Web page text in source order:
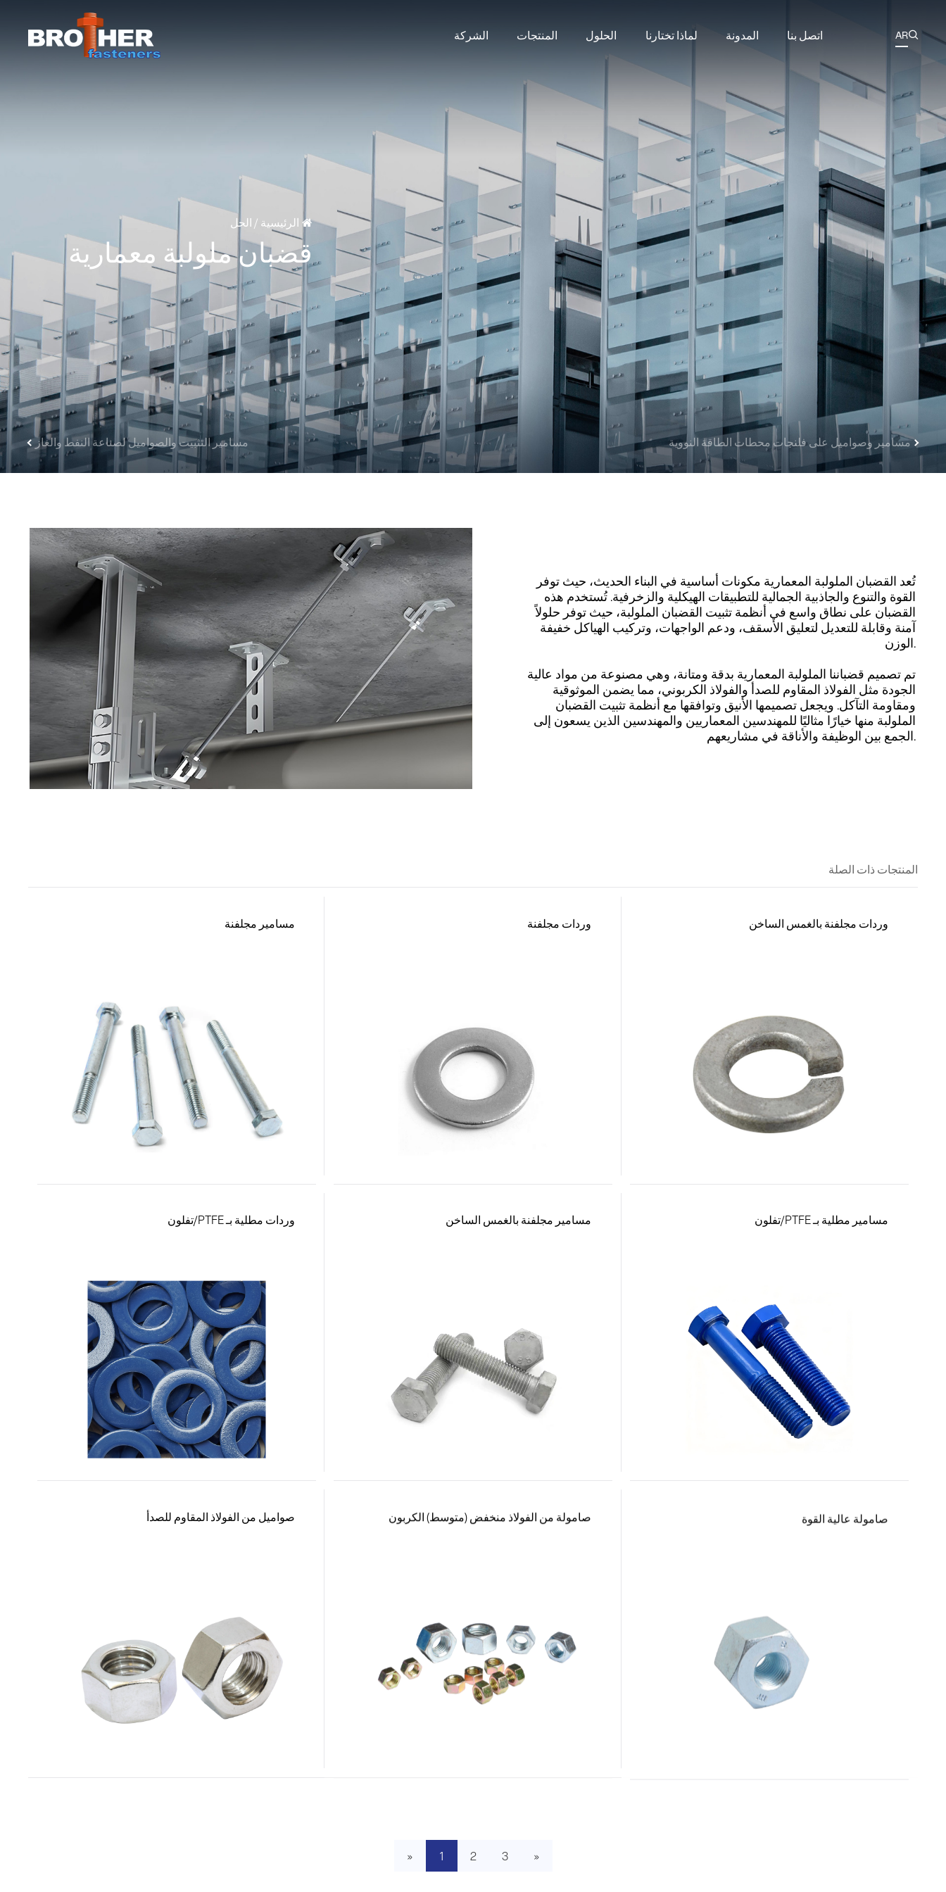
الشركة المنتجات
سلسلة القضبان الملولبة عالية القوة
سلسلة القضبان الملولبة الكربونية
سلسلة المعالجة السطحية
سلسلة الصواميل
سلسلة المسامير
سلسلة الغسالات
الحلول
مسامير التثبيت والصواميل لصناعة النفط والغاز
مسامير وصواميل على فلنجات محطات الطاقة النووية
قضبان ملولبة لمبادلات الحرارة اللوحية
مثبتات بحرية مطلية بـ PTFE
لماذا تختارنا المدونة اتصل بنا 
AR
RU
 الرئيسية / الحل
قضبان ملولبة معمارية
مسامير التثبيت والصواميل لصناعة النفط والغاز مسامير وصواميل على فلنجات محطات الطاقة النووية
تُعد القضبان الملولبة المعمارية مكونات أساسية في البناء الحديث، حيث توفر
القوة والتنوع والجاذبية الجمالية للتطبيقات الهيكلية والزخرفية. تُستخدم هذه
القضبان على نطاق واسع في أنظمة تثبيت القضبان الملولبة، حيث توفر حلولاً
آمنة وقابلة للتعديل لتعليق الأسقف، ودعم الواجهات، وتركيب الهياكل خفيفة
الوزن.
تم تصميم قضباننا الملولبة المعمارية بدقة ومتانة، وهي مصنوعة من مواد عالية
الجودة مثل الفولاذ المقاوم للصدأ والفولاذ الكربوني، مما يضمن الموثوقية
ومقاومة التآكل. ويجعل تصميمها الأنيق وتوافقها مع أنظمة تثبيت القضبان
الملولبة منها خيارًا مثاليًا للمهندسين المعماريين والمهندسين الذين يسعون إلى
الجمع بين الوظيفة والأناقة في مشاريعهم.
المنتجات ذات الصلة
مسامير مجلفنة وردات مجلفنة وردات مجلفنة بالغمس الساخن
وردات مطلية بـ PTFE/تفلون مسامير مجلفنة بالغمس الساخن مسامير مطلية بـ PTFE/تفلون
صواميل من الفولاذ المقاوم للصدأ صامولة من الفولاذ منخفض (متوسط) الكربون صامولة عالية القوة
« 1 2 3 »